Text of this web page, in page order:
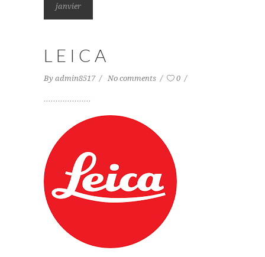
janvier
LEICA
By admin8517 No comments 0